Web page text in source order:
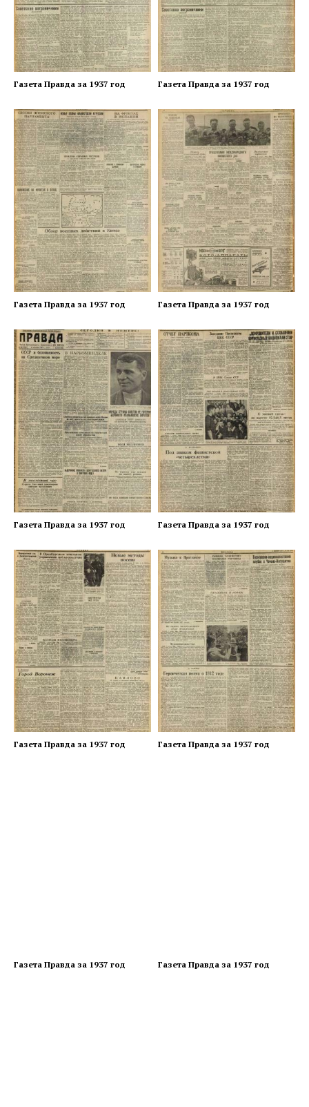
Газета Правда за 1937 год Газета Правда за 1937 год
Газета Правда за 1937 год Газета Правда за 1937 год
Газета Правда за 1937 год Газета Правда за 1937 год
Газета Правда за 1937 год Газета Правда за 1937 год
Газета Правда за 1937 год Газета Правда за 1937 год